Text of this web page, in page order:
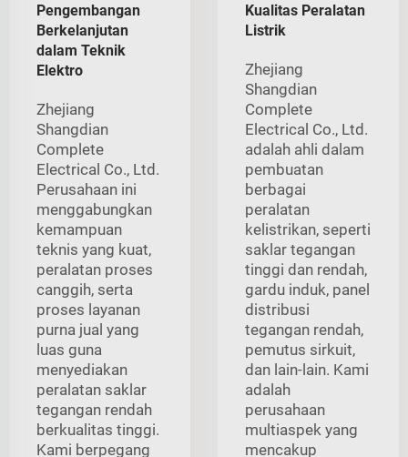
Pengembangan
Berkelanjutan
dalam Teknik
Elektro
Zhejiang
Shangdian
Complete
Electrical Co., Ltd.
Perusahaan ini
menggabungkan
kemampuan
teknis yang kuat,
peralatan proses
canggih, serta
proses layanan
purna jual yang
luas guna
menyediakan
peralatan saklar
tegangan rendah
berkualitas tinggi.
Kami berpegang
Kualitas Peralatan
Listrik
Zhejiang
Shangdian
Complete
Electrical Co., Ltd.
adalah ahli dalam
pembuatan
berbagai
peralatan
kelistrikan, seperti
saklar tegangan
tinggi dan rendah,
gardu induk, panel
distribusi
tegangan rendah,
pemutus sirkuit,
dan lain-lain. Kami
adalah
perusahaan
multiaspek yang
mencakup